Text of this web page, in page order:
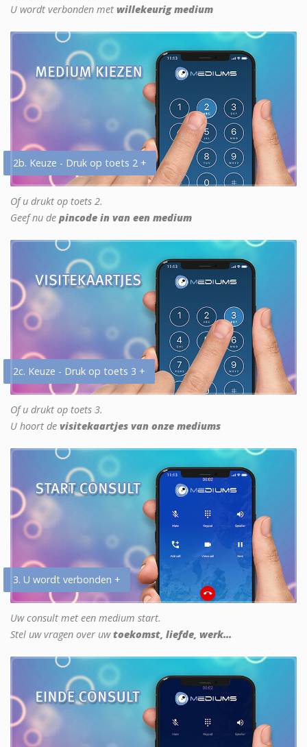
U wordt verbonden met willekeurig medium
2b. Keuze - Druk op toets 2 +
Of u drukt op toets 2.
Geef nu de pincode in van een medium
2c. Keuze - Druk op toets 3 +
Of u drukt op toets 3.
U hoort de visitekaartjes van onze mediums
3. U wordt verbonden +
Uw consult met een medium start.
Stel uw vragen over uwtoekomst, liefde, werk...